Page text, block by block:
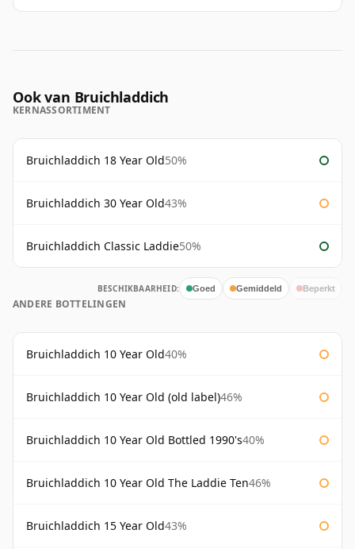
Ook van Bruichladdich
KERNASSORTIMENT
Bruichladdich 18 Year Old50%
Bruichladdich 30 Year Old43%
Bruichladdich Classic Laddie50%
BESCHIKBAARHEID: Goed Gemiddeld Beperkt
ANDERE BOTTELINGEN
Bruichladdich 10 Year Old40%
Bruichladdich 10 Year Old (old label)46%
Bruichladdich 10 Year Old Bottled 1990's40%
Bruichladdich 10 Year Old The Laddie Ten46%
Bruichladdich 15 Year Old43%